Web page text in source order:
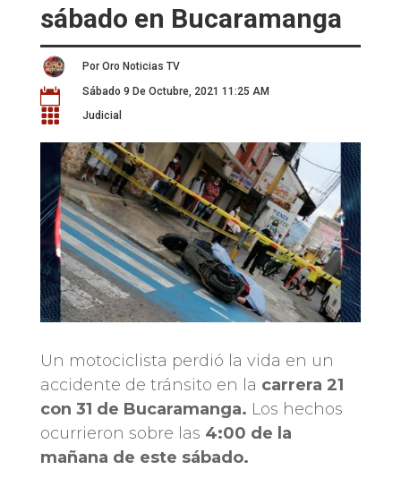
sábado en Bucaramanga
Por Oro Noticias TV
 Sábado 9 De Octubre, 2021 11:25 AM
 Judicial
Un motociclista perdió la vida en un
accidente de tránsito en la carrera 21
con 31 de Bucaramanga. Los hechos
ocurrieron sobre las 4:00 de la
mañana de este sábado.